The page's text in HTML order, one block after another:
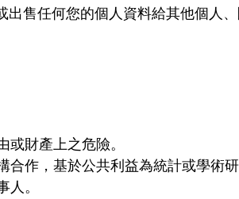
出售任何您的個人資料給其他個人
或財產上之危險。
合作，基於公共利益為統計或學術
人。